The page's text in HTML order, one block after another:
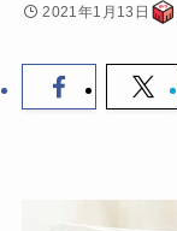
2021年1月13日